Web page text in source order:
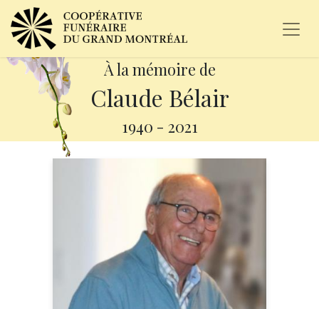
À la mémoire de
Claude Bélair
1940 - 2021